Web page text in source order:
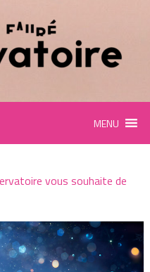
MENU
vous souhaite de